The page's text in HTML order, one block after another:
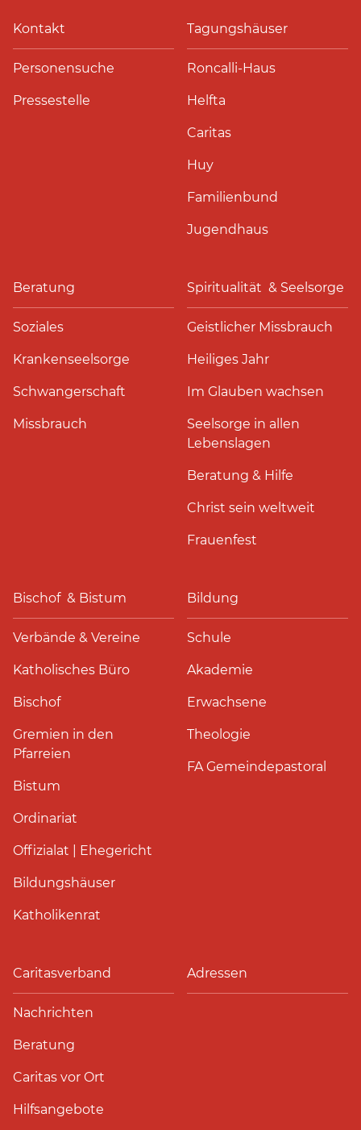
Kontakt
Personensuche
Pressestelle
Tagungshäuser
Roncalli-Haus
Helfta
Caritas
Huy
Familienbund
Jugendhaus
Beratung
Soziales
Krankenseelsorge
Schwangerschaft
Missbrauch
Spiritualität & Seelsorge
Geistlicher Missbrauch
Heiliges Jahr
Im Glauben wachsen
Seelsorge in allen
Lebenslagen
Beratung & Hilfe
Christ sein weltweit
Frauenfest
Bischof & Bistum
Verbände & Vereine
Katholisches Büro
Bischof
Gremien in den
Pfarreien
Bistum
Ordinariat
Offizialat | Ehegericht
Bildungshäuser
Katholikenrat
Bildung
Schule
Akademie
Erwachsene
Theologie
FA Gemeindepastoral
Caritasverband
Nachrichten
Beratung
Caritas vor Ort
Hilfsangebote
Adressen